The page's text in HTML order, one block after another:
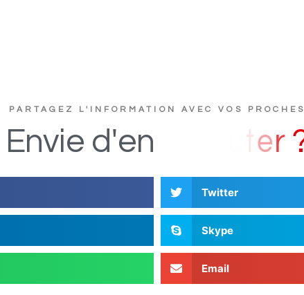
PARTAGEZ L'INFORMATION AVEC VOS PROCHES
Envie d'en
Twitter
Skype
Email